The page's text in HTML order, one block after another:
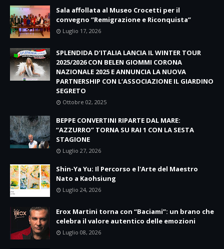
Sala affollata al Museo Crocetti per il
convegno “Remigrazione e Riconquista”
Luglio 17, 2026
SPLENDIDA D’ITALIA LANCIA IL WINTER TOUR
2025/2026 CON BELEN GIOMMI CORONA
NAZIONALE 2025 E ANNUNCIA LA NUOVA
PARTNERSHIP CON L’ASSOCIAZIONE IL GIARDINO
SEGRETO
Ottobre 02, 2025
BEPPE CONVERTINI RIPARTE DAL MARE:
“AZZURRO” TORNA SU RAI 1 CON LA SESTA
STAGIONE
Luglio 27, 2026
Shin-Ya Yu: Il Percorso e l'Arte del Maestro
Nato a Kaohsiung
Luglio 24, 2026
Erox Martini torna con “Baciami”: un brano che
celebra il valore autentico delle emozioni
Luglio 08, 2026